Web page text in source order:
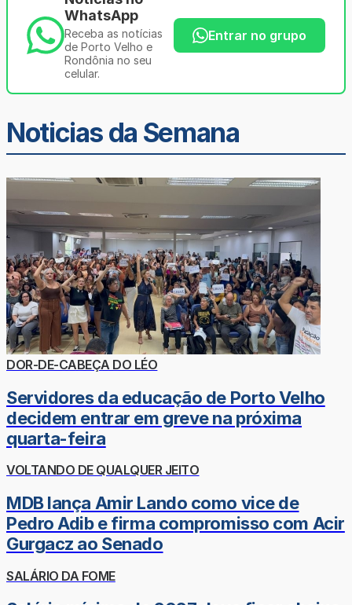
WhatsApp
Receba as notícias
de Porto Velho e
Rondônia no seu
celular.
Entrar no grupo
Noticias da Semana
DOR-DE-CABEÇA DO LÉO
Servidores da educação de Porto Velho
decidem entrar em greve na próxima
quarta-feira
VOLTANDO DE QUALQUER JEITO
MDB lança Amir Lando como vice de
Pedro Adib e firma compromisso com Acir
Gurgacz ao Senado
SALÁRIO DA FOME